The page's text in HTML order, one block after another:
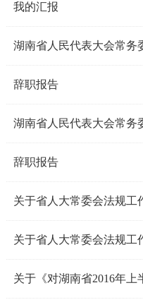
我的汇报
辞职报告
辞职报告